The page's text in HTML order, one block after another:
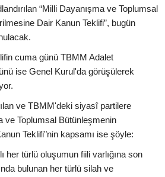
“Milli Dayanışma ve Toplumsal
Dair Kanun Teklifi”, bugün
cuma günü TBMM Adalet
ise Genel Kurul'da görüşülerek
ve TBMM'deki siyasî partilere
ve Toplumsal Bütünleşmenin
Teklifi"nin kapsamı ise şöyle:
her türlü oluşumun fiili varlığına son
bulunan her türlü silah ve